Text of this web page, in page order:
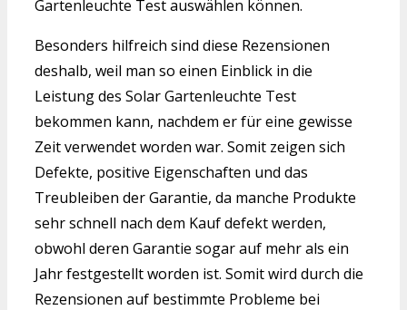
Gartenleuchte Test auswählen können.
Besonders hilfreich sind diese Rezensionen
deshalb, weil man so einen Einblick in die
Leistung des Solar Gartenleuchte Test
bekommen kann, nachdem er für eine gewisse
Zeit verwendet worden war. Somit zeigen sich
Defekte, positive Eigenschaften und das
Treubleiben der Garantie, da manche Produkte
sehr schnell nach dem Kauf defekt werden,
obwohl deren Garantie sogar auf mehr als ein
Jahr festgestellt worden ist. Somit wird durch die
Rezensionen auf bestimmte Probleme bei